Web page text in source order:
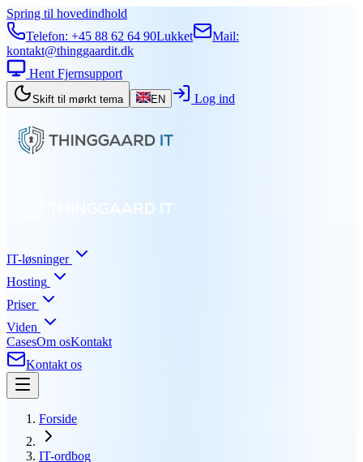
Spring til hovedindhold
Telefon: +45 88 62 64 90Lukket
Mail:
kontakt@thinggaardit.dk
Hent Fjernsupport
Skift til mørkt tema EN Log ind
IT-løsninger
Hosting
Priser
Viden
CasesOm osKontakt
Kontakt os
Forside
IT-ordbog